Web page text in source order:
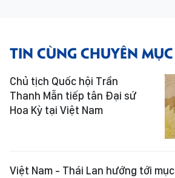
TIN CÙNG CHUYÊN MỤC
Chủ tịch Quốc hội Trần
Thanh Mẫn tiếp tân Đại sứ
Hoa Kỳ tại Việt Nam
Việt Nam - Thái Lan hướng tới mục